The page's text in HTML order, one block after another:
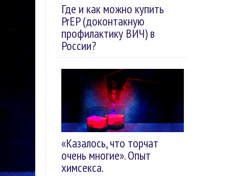
Где и как можно купить
PrEP (доконтакную
профилактику ВИЧ) в
России?
«Казалось, что торчат
очень многие». Опыт
химсекса.